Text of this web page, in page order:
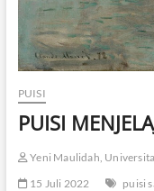
PUISI
PUISI
Yeni Maulidah,
15 Juli 2022
puisi